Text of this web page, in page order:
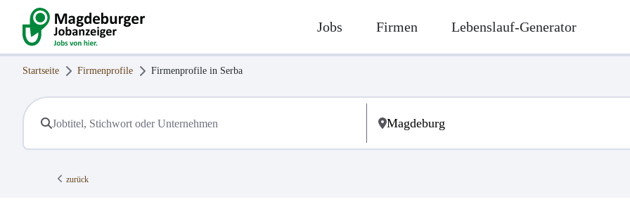
Jobs Firmen Lebenslauf-Generator
Startseite Firmenprofile Firmenprofile in Serba
zurück